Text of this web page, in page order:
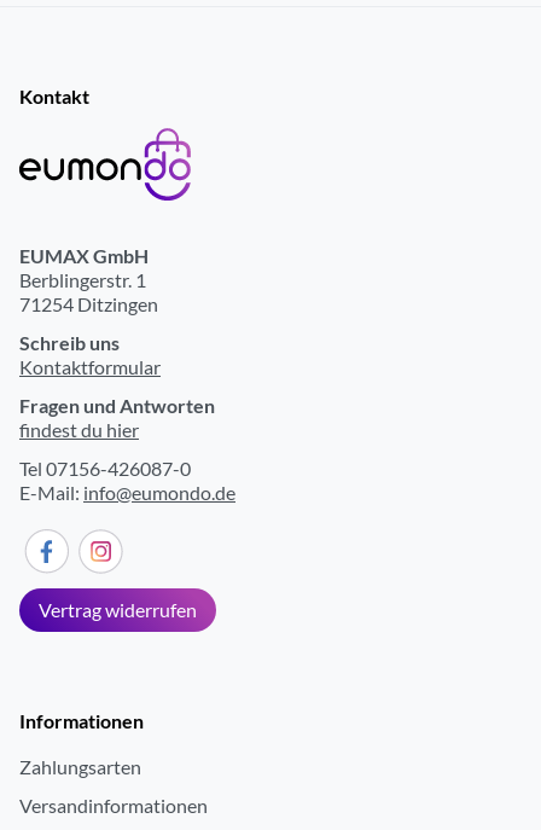
Kontakt
EUMAX GmbH
Berblingerstr. 1
71254 Ditzingen
Schreib uns
Kontaktformular
Fragen und Antworten
findest du hier
Tel 07156-426087-0
E-Mail: info@eumondo.de
Vertrag widerrufen
Informationen
Zahlungsarten
Versandinformationen